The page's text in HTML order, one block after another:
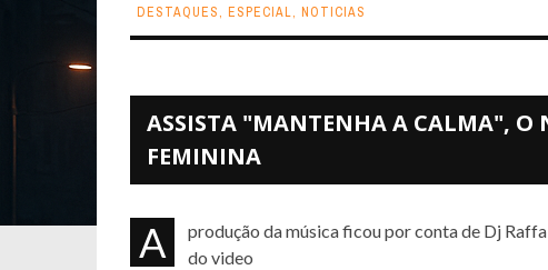
DESTAQUES, ESPECIAL, NOTICIAS
ASSISTA "MANTENHA A CALMA", O
FEMININA
A produção da música ficou por conta de Dj Raffa Santoro, que também é o responsável pela edição do video